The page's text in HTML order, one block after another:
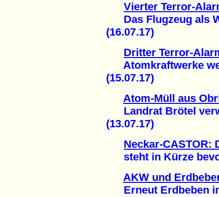
Vierter Terror-
Das Flugzeug als
(16.07.17)
Dritter Terror-
Atomkraftwerke
(15.07.17)
Atom-Müll aus
Landrat Brötel
(13.07.17)
Neckar-CASTOR:
steht in Kürze
AKW und
Erneut Erdbeben in